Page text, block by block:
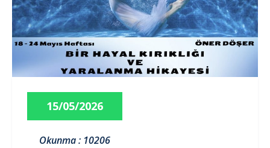
15/05/2026
Okunma : 10206